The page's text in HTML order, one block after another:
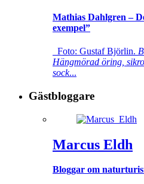
Mathias Dahlgren –
exempel”
Foto: Gustaf Björlin.
Hängmörad öring,
sock...
Gästbloggare
Marcus Eldh
Bloggar om